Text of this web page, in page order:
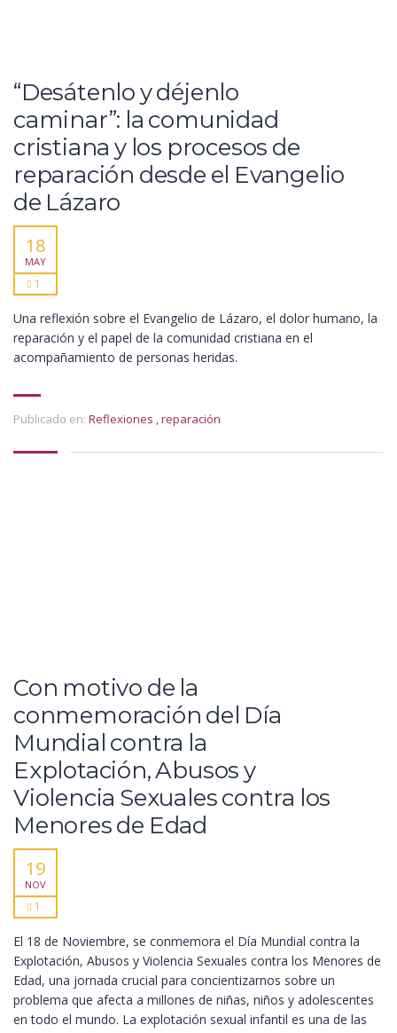
“Desátenlo y déjenlo
caminar”: la comunidad
cristiana y los procesos de
reparación desde el Evangelio
de Lázaro
18
MAY
1
Una reflexión sobre el Evangelio de Lázaro, el dolor humano, la
reparación y el papel de la comunidad cristiana en el
acompañamiento de personas heridas.
Publicado en: Reflexiones ,reparación
Con motivo de la
conmemoración del Día
Mundial contra la
Explotación, Abusos y
Violencia Sexuales contra los
Menores de Edad
19
NOV
1
El 18 de Noviembre, se conmemora el Día Mundial contra la
Explotación, Abusos y Violencia Sexuales contra los Menores de
Edad, una jornada crucial para concientizarnos sobre un
problema que afecta a millones de niñas, niños y adolescentes
en todo el mundo. La explotación sexual infantil es una de las